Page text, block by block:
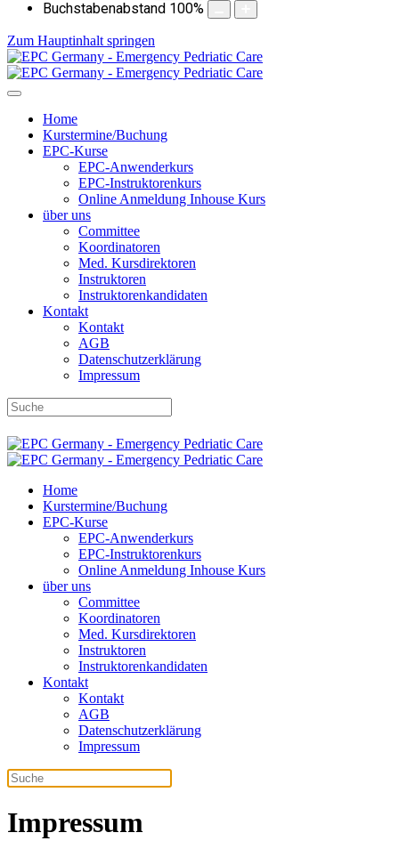
Buchstabenabstand 100%
Zum Hauptinhalt springen
Home
Kurstermine/Buchung
EPC-Kurse
EPC-Anwenderkurs
EPC-Instruktorenkurs
Online Anmeldung Inhouse Kurs
über uns
Committee
Koordinatoren
Med. Kursdirektoren
Instruktoren
Instruktorenkandidaten
Kontakt
Kontakt
AGB
Datenschutzerklärung
Impressum
Home
Kurstermine/Buchung
EPC-Kurse
EPC-Anwenderkurs
EPC-Instruktorenkurs
Online Anmeldung Inhouse Kurs
über uns
Committee
Koordinatoren
Med. Kursdirektoren
Instruktoren
Instruktorenkandidaten
Kontakt
Kontakt
AGB
Datenschutzerklärung
Impressum
Impressum